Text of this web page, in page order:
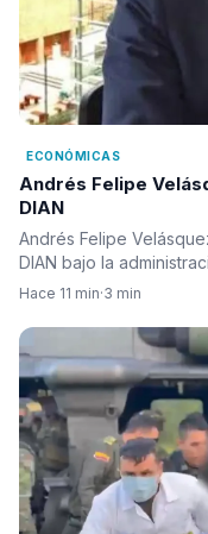
ECONÓMICAS
Andrés Felipe
DIAN
Andrés Felipe
DIAN bajo la
Hace 11 min·3 min